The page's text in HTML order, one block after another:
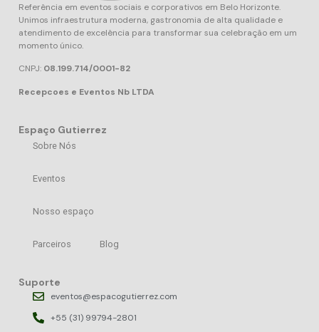
Referência em eventos sociais e corporativos em Belo Horizonte.
Unimos infraestrutura moderna, gastronomia de alta qualidade e
atendimento de excelência para transformar sua celebração em um
momento único.
CNPJ: 08.199.714/0001-82
Recepcoes e Eventos Nb LTDA
Espaço Gutierrez
Sobre Nós
Eventos
Nosso espaço
Parceiros Blog
Suporte
eventos@espacogutierrez.com
+55 (31) 99794-2801